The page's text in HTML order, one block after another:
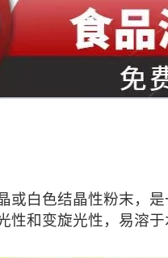
或白色结晶性粉末，
性和变旋光性，易溶于